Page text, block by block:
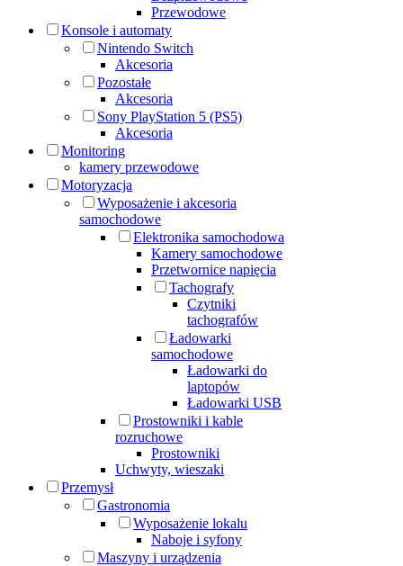
Przewodowe
Konsole i automaty
Nintendo Switch
Akcesoria
Pozostałe
Akcesoria
Sony PlayStation 5 (PS5)
Akcesoria
Monitoring
kamery przewodowe
Motoryzacja
Wyposażenie i akcesoria
samochodowe
Elektronika samochodowa
Kamery samochodowe
Przetwornice napięcia
Tachografy
Czytniki
tachografów
Ładowarki
samochodowe
Ładowarki do
laptopów
Ładowarki USB
Prostowniki i kable
rozruchowe
Prostowniki
Uchwyty, wieszaki
Przemysł
Gastronomia
Wyposażenie lokalu
Naboje i syfony
Maszyny i urządzenia